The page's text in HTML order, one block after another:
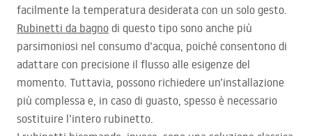
facilmente la temperatura desiderata con un solo gesto.
Rubinetti da bagno di questo tipo sono anche più
parsimoniosi nel consumo d’acqua, poiché consentono di
adattare con precisione il flusso alle esigenze del
momento. Tuttavia, possono richiedere un’installazione
più complessa e, in caso di guasto, spesso è necessario
sostituire l’intero rubinetto.